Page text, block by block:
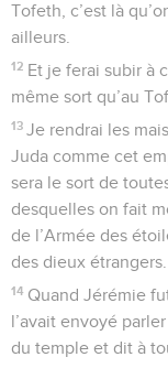
Tofeth, c’est là
ailleurs.
12 Et je ferai subir à
même sort qu’au
13 Je rendrai les
Juda comme cet
sera le sort de
desquelles on fait
de l’Armée des
des dieux étrangers.
14 Quand Jérémie
l’avait envoyé
du temple et dit à